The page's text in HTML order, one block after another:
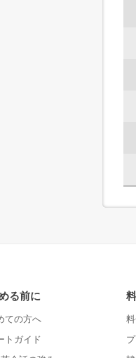
る前に
ての方へ
トガイド